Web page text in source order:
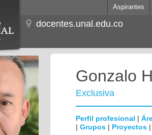
Aspirantes
docentes.unal.edu.co
Gonzalo
Exclusiva
Perfil profesional |
| Grupos | Proyectos